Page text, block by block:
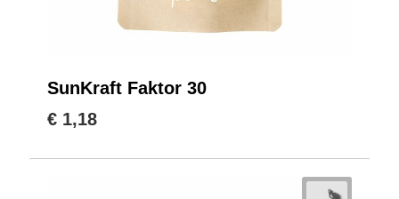
SunKraft Faktor 30
€ 1,18